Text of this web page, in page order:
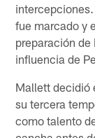
fue marcado y
preparación
influencia de
Mallett decidió
su tercera
como talento